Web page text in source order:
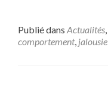
Publié dans Actualités,
comportement, jalousie